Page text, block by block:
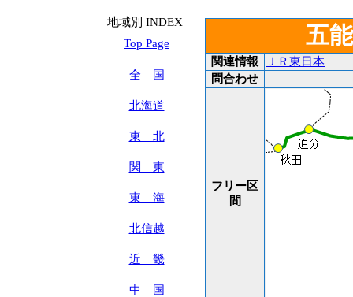
地域別 INDEX
Top Page
全 国
北海道
東 北
関 東
東 海
北信越
近 畿
中 国
五
関連情報
ＪＲ東日本
問合わせ
フリー区
間